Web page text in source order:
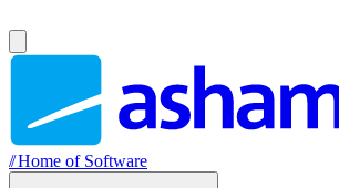
//Home of Software